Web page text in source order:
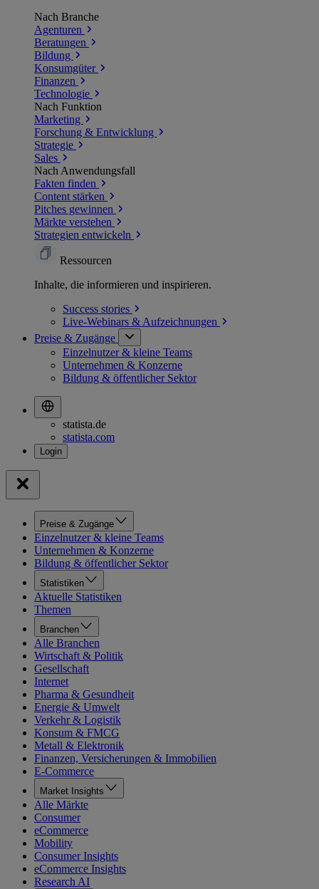
Nach Branche
Agenturen
Beratungen
Bildung
Konsumgüter
Finanzen
Technologie
Nach Funktion
Marketing
Forschung & Entwicklung
Strategie
Sales
Nach Anwendungsfall
Fakten finden
Content stärken
Pitches gewinnen
Märkte verstehen
Strategien entwickeln
Ressourcen
Inhalte, die informieren und inspirieren.
Success stories
Live-Webinars & Aufzeichnungen
Preise & Zugänge
Einzelnutzer & kleine Teams
Unternehmen & Konzerne
Bildung & öffentlicher Sektor
statista.de
statista.com
Preise & Zugänge
Einzelnutzer & kleine Teams
Unternehmen & Konzerne
Bildung & öffentlicher Sektor
Statistiken
Aktuelle Statistiken
Themen
Branchen
Alle Branchen
Wirtschaft & Politik
Gesellschaft
Internet
Pharma & Gesundheit
Energie & Umwelt
Verkehr & Logistik
Konsum & FMCG
Metall & Elektronik
Finanzen, Versicherungen & Immobilien
E-Commerce
Market Insights
Alle Märkte
Consumer
eCommerce
Mobility
Consumer Insights
eCommerce Insights
Research AI